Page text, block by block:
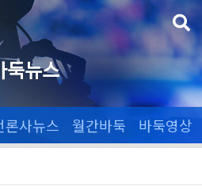
둑뉴스
론사뉴스 월간바둑 바둑영상